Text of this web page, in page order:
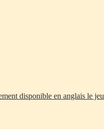
disponible en anglais le